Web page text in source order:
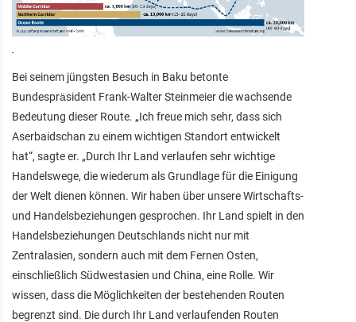
Bei seinem jüngsten Besuch in Baku betonte
Bundespräsident Frank-Walter Steinmeier die wachsende
Bedeutung dieser Route. „Ich freue mich sehr, dass sich
Aserbaidschan zu einem wichtigen Standort entwickelt
hat“, sagte er. „Durch Ihr Land verlaufen sehr wichtige
Handelswege, die wiederum als Grundlage für die Einigung
der Welt dienen können. Wir haben über unsere Wirtschafts-
und Handelsbeziehungen gesprochen. Ihr Land spielt in den
Handelsbeziehungen Deutschlands nicht nur mit
Zentralasien, sondern auch mit dem Fernen Osten,
einschließlich Südwestasien und China, eine Rolle. Wir
wissen, dass die Möglichkeiten der bestehenden Routen
begrenzt sind. Die durch Ihr Land verlaufenden Routen